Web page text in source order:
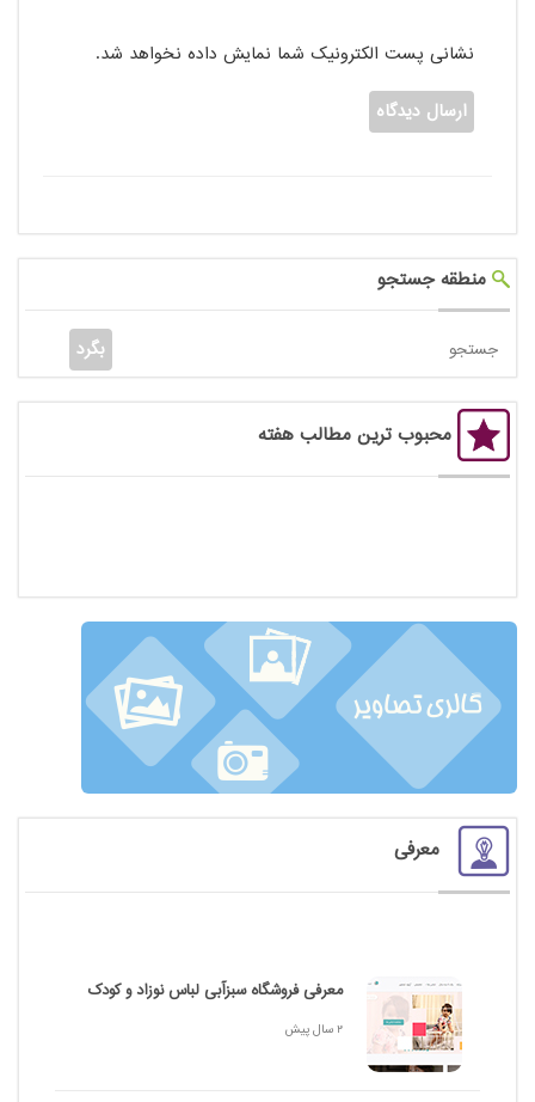
نشانی پست الکترونیک شما نمایش داده نخواهد شد.
منطقه جستجو
محبوب ترین مطالب هفته
معرفی
معرفی فروشگاه سبزآبی لباس نوزاد و کودک
2 سال پیش